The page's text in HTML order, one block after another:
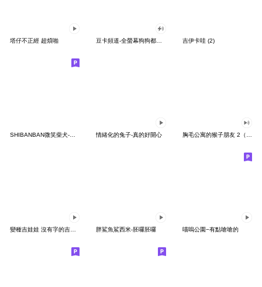
塔仔不正經 超煩啪 吉伊卡哇 (2)
SHIBANBAN微笑柴犬-廢柴寶寶日常 情緒化的兔子-真的好開心 胸毛公寓的猴子朋友 2（有聲動態）
胖鯊魚鯊西米-胚囉胚囉 喵嗚公園−有點嗆嗆的